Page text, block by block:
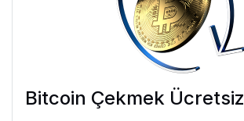
Bitcoin Çekmek Ücretsiz